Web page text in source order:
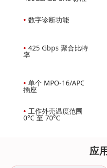
• 数字诊断功能
• 425 Gbps 聚合比特
率
• 单个 MPO-16/APC
插座
• 工作外壳温度范围
0°C 至 70°C
应